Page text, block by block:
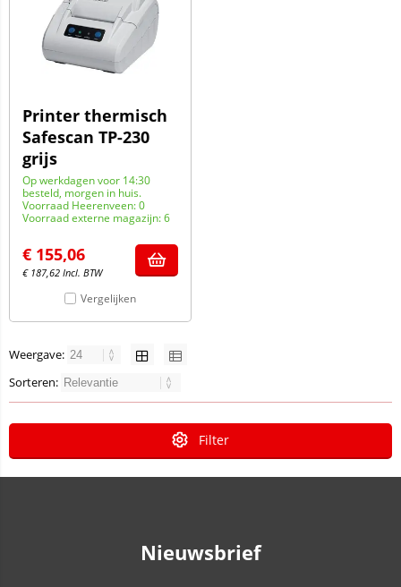
Printer thermisch
Safescan TP-230
grijs
Op werkdagen voor 14:30
besteld, morgen in huis.
Voorraad Heerenveen: 0
Voorraad externe magazijn: 6
€ 155,06
€ 187,62 Incl. BTW
Vergelijken
Weergave:
Sorteren:
Filter
Nieuwsbrief